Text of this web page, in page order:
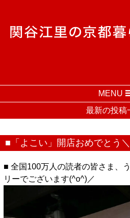
MENU
最新の投稿
■「よこい」開店おめでとう
■ 全国100万人の読者の皆さま、
リーでございます(^o^)／